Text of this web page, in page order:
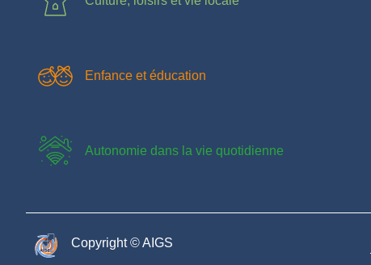
Enfance et éducation
Autonomie dans la vie quotidienne
Copyright © AIGS​